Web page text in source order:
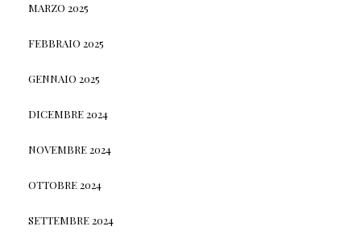
MARZO 2025
FEBBRAIO 2025
GENNAIO 2025
DICEMBRE 2024
NOVEMBRE 2024
OTTOBRE 2024
SETTEMBRE 2024